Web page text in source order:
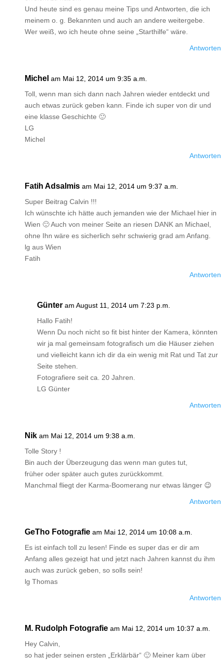
Und heute sind es genau meine Tips und Antworten, die ich
meinem o. g. Bekannten und auch an andere weitergebe.
Wer weiß, wo ich heute ohne seine „Starthilfe“ wäre.
Antworten
Michel am Mai 12, 2014 um 9:35 a.m.
Toll, wenn man sich dann nach Jahren wieder entdeckt und
auch etwas zurück geben kann. Finde ich super von dir und
eine klasse Geschichte 🙂
LG
Michel
Antworten
Fatih Adsalmis am Mai 12, 2014 um 9:37 a.m.
Super Beitrag Calvin !!!
Ich wünschte ich hätte auch jemanden wie der Michael hier in
Wien 🙂 Auch von meiner Seite an riesen DANK an Michael,
ohne Ihn wäre es sicherlich sehr schwierig grad am Anfang.
lg aus Wien
Fatih
Antworten
Günter am August 11, 2014 um 7:23 p.m.
Hallo Fatih!
Wenn Du noch nicht so fit bist hinter der Kamera, könnten
wir ja mal gemeinsam fotografisch um die Häuser ziehen
und vielleicht kann ich dir da ein wenig mit Rat und Tat zur
Seite stehen.
Fotografiere seit ca. 20 Jahren.
LG Günter
Antworten
Nik am Mai 12, 2014 um 9:38 a.m.
Tolle Story !
Bin auch der Überzeugung das wenn man gutes tut,
früher oder später auch gutes zurückkommt.
Manchmal fliegt der Karma-Boomerang nur etwas länger 😉
Antworten
GeTho Fotografie am Mai 12, 2014 um 10:08 a.m.
Es ist einfach toll zu lesen! Finde es super das er dir am
Anfang alles gezeigt hat und jetzt nach Jahren kannst du ihm
auch was zurück geben, so solls sein!
lg Thomas
Antworten
M. Rudolph Fotografie am Mai 12, 2014 um 10:37 a.m.
Hey Calvin,
so hat jeder seinen ersten „Erklärbär“ 🙂 Meiner kam über